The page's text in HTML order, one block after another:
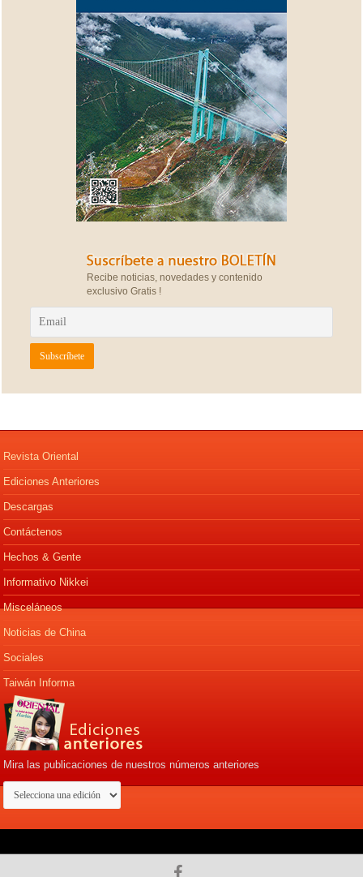
Recibe noticias, novedades y contenido
exclusivo Gratis !
Revista Oriental
Ediciones Anteriores
Descargas
Contáctenos
Hechos & Gente
Informativo Nikkei
Misceláneos
Noticias de China
Sociales
Taiwán Informa
Mira las publicaciones de nuestros números anteriores